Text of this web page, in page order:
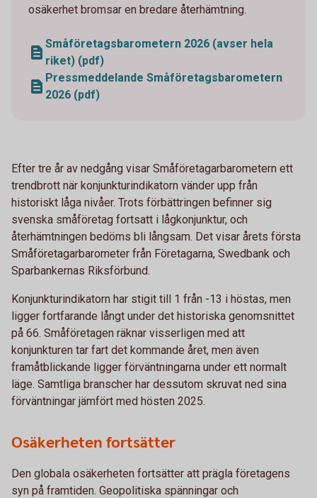
osäkerhet bromsar en bredare återhämtning.
Småföretagsbarometern 2026 (avser hela
riket) (pdf)
Pressmeddelande Småföretagsbarometern
2026 (pdf)
Efter tre år av nedgång visar Småföretagarbarometern ett
trendbrott när konjunkturindikatorn vänder upp från
historiskt låga nivåer. Trots förbättringen befinner sig
svenska småföretag fortsatt i lågkonjunktur, och
återhämtningen bedöms bli långsam. Det visar årets första
Småföretagarbarometer från Företagarna, Swedbank och
Sparbankernas Riksförbund.
Konjunkturindikatorn har stigit till 1 från -13 i höstas, men
ligger fortfarande långt under det historiska genomsnittet
på 66. Småföretagen räknar visserligen med att
konjunkturen tar fart det kommande året, men även
framåtblickande ligger förväntningarna under ett normalt
läge. Samtliga branscher har dessutom skruvat ned sina
förväntningar jämfört med hösten 2025.
Osäkerheten fortsätter
Den globala osäkerheten fortsätter att prägla företagens
syn på framtiden. Geopolitiska spänningar och